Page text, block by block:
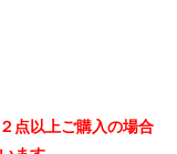
点以上ご購入の場合